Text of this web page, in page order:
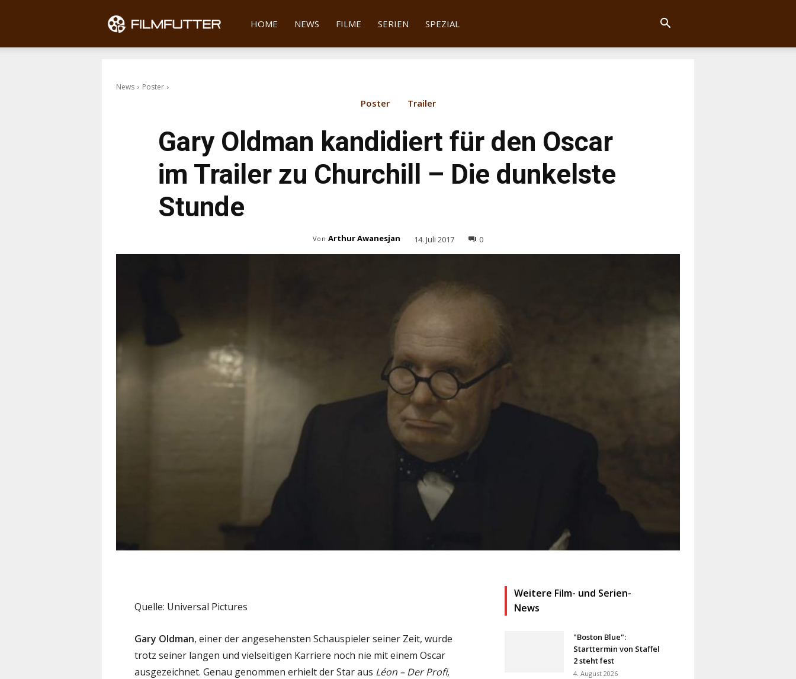
Filmfutter
HOME NEWS FILME SERIEN SPEZIAL
News Poster
Poster Trailer
Gary Oldman kandidiert für den Oscar
im Trailer zu Churchill – Die dunkelste
Stunde
Von Arthur Awanesjan 14. Juli 2017 0
Quelle: Universal Pictures
Gary Oldman, einer der angesehensten Schauspieler seiner Zeit, wurde
trotz seiner langen und vielseitigen Karriere noch nie mit einem Oscar
ausgezeichnet. Genau genommen erhielt der Star aus Léon – Der Profi,
Weitere Film- und Serien-
News
"Boston Blue":
Starttermin von Staffel
2 steht fest
4. August 2026